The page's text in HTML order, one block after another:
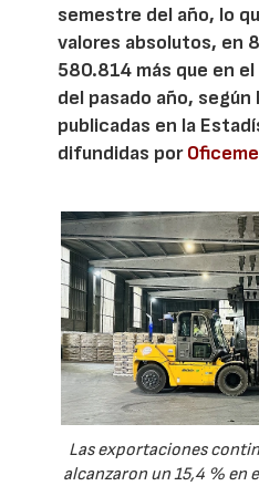
semestre del año, lo
valores absolutos, en
580.814 más que en
del pasado año,
publicadas en la
difundidas por
Las exportaciones
alcanzaron un 15,4 % en